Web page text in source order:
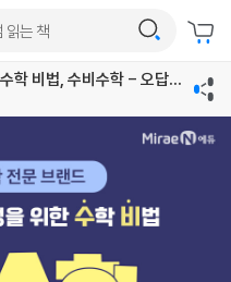
학 비법, 수비수학 - 오답지